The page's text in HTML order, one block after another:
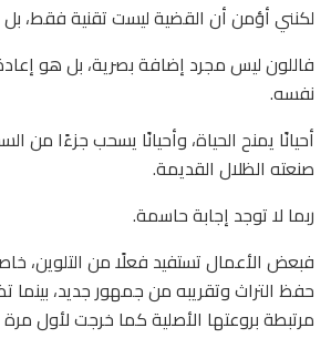
لكنني أؤمن أن القضية ليست تقنية فقط، بل
فاللون ليس مجرد إضافة بصرية، بل هو
نفسه.
أحيانًا يمنح الحياة، وأحيانًا يسحب جزءًا من
صنعته الظلال القديمة.
ربما لا توجد إجابة حاسمة.
فبعض الأعمال تستفيد فعلًا من التلوين،
حفظ التراث وتقريبه من جمهور جديد،
مرتبطة بروعتها الأصلية كما خرجت لأول مرة